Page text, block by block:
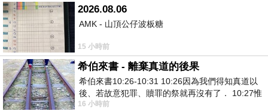
2026.08.06
AMK - 山頂公仔波板糖
15 小時前
希伯來書 - 離棄真道的後果
希伯來書10:26-10:31 10:26因為我們得知真道以
後、若故意犯罪、贖罪的祭就再沒有了． 10:27惟
有戰懼等候審判和那燒滅眾敵人的烈火
16 小時前